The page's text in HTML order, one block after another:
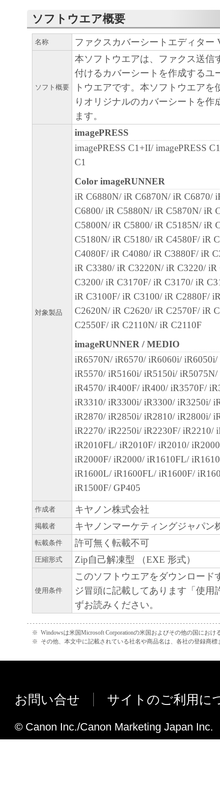
くは貸与その他の方法により、第三者に「
ア」を使用させることはできません。
(2) お客様は、「本ソフトウェア」の全部
正、改変、逆コンパイル、逆アセンブル、
エンジニアリング等することはできません
このような行為をさせてはなりません。
３．著作権表示
お客様は、「本ソフトウェア」に含まれる
キヤノンのライセンサーの著作権表示を変
しくは削除してはなりません。
４．所有権
「本ソフトウェア」に係る権原および所有
によりキヤノンまたはキヤノンのライセン
お客様は、日本国政府または関連する外国
許可等を得ることなしに、「本ソフトウェ
は一部を、直接または間接に輸出してはな
６．サポートおよびアップデート
キヤノン、キヤノンの子会社、関係会社、
理店および販売店、並びにキヤノンのライ
客様による「本ソフトウェア」の使用を支
よび「本ソフトウェア」に対してアップデ
正あるいはサポートを行うことについて、
負うものではありません。
７．保証の否認・免責
(1) 「本ソフトウェア」は、『現状のまま
諾されます。キヤノン、キヤノンのライセ
ンの子会社、キヤノンの関連会社、それら
たは販売店のいずれも、「本ソフトウェア
保証も、明示たると黙示たるとを問わず一
します。
(2) キヤノン、キヤノンのライセンサー、
社、キヤノンの関連会社、それらの販売代
店のいずれも、「本ソフトウェア」の使用
から生ずるいかなる損害（逸失利益および
または付随的な損害を含むがこれらに限定
損害を言います。）について、適用法で認
一切の責任を負わないものとします。たと
キヤノンのライセンサー、キヤノンの子会
社、キヤノンの関連会社、それらの販売代
ェア」の使用に起因または関連してお客様
に生じたいかなる紛争についても、一切責
ソフトウエア概要
名称 ファクスカバーシートエディター
ソフト概要
本ソフトウエアは、ファクス送信
付けるカバーシートを作成するユ
トウエアです。本ソフトウエアを
りオリジナルのカバーシートを作
ます。
対象製品
imagePRESS
imagePRESS C1+II/ imagePRESS
C1
Color imageRUNNER
iR C6880N/ iR C6870N/ iR C6870/
C6800/ iR C5880N/ iR C5870N/ iR
C5800N/ iR C5800/ iR C5185N/ iR
C5180N/ iR C5180/ iR C4580F/ iR
C4080F/ iR C4080/ iR C3880F/ iR
iR C3380/ iR C3220N/ iR C3220/ iR
C3200/ iR C3170F/ iR C3170/ iR
iR C3100F/ iR C3100/ iR C2880F/
C2620N/ iR C2620/ iR C2570F/ iR
C2550F/ iR C2110N/ iR C2110F
imageRUNNER / MEDIO
iR6570N/ iR6570/ iR6060i/
iR5570/ iR5160i/ iR5150i/ iR5075N/
iR4570/ iR400F/ iR400/ iR3570F/
iR3310/ iR3300i/ iR3300/ iR3250i/
iR2870/ iR2850i/ iR2810/ iR2800i/
iR2270/ iR2250i/ iR2230F/ iR2210/
iR2010FL/ iR2010F/ iR2010/
iR2000F/ iR2000/ iR1610FL/
iR1600L/ iR1600FL/ iR1600F/
iR1500F/ GP405
作成者 キヤノン株式会社
掲載者 キヤノンマーケティングジャパン
転載条件 許可無く転載不可
圧縮形式 Zip自己解凍型 （EXE 形式）
使用条件
このソフトウエアをダウンロード
ジ冒頭に記載してあります「使用
ずお読みください。
※ Windowsは米国Microsoft Corporationの米国およびその他の国におけ
※ その他、本文中に記載されている社名や商品名は、各社の登録商標
お問い合せ サイトのご利用に
© Canon Inc./Canon Marketing Japan Inc.